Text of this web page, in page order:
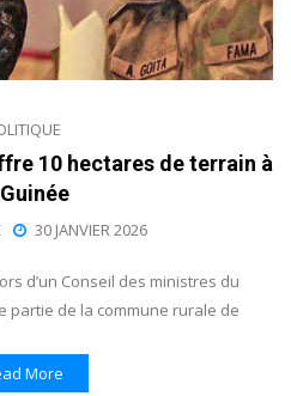
10 hectares de terrain à
Guinée
30 JANVIER 2026
d’un Conseil des ministres du
partie de la commune rurale de
More